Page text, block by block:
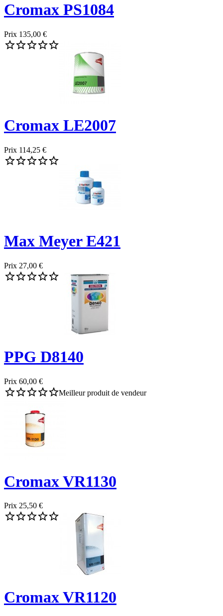
Cromax PS1084
Prix 135,00 €

Cromax LE2007
Prix 114,25 €

Max Meyer E421
Prix 27,00 €

PPG D8140
Prix 60,00 €
Meilleur produit de vendeur
Cromax VR1130
Prix 25,50 €

Cromax VR1120